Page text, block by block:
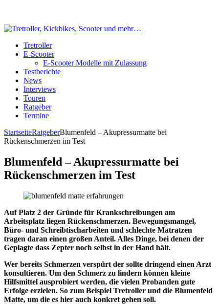
Tretroller
E-Scooter
E-Scooter Modelle mit Zulassung
Testberichte
News
Interviews
Touren
Ratgeber
Termine
StartseiteRatgeberBlumenfeld – Akupressurmatte bei
Rückenschmerzen im Test
Blumenfeld – Akupressurmatte bei
Rückenschmerzen im Test
Auf Platz 2 der Gründe für Krankschreibungen am
Arbeitsplatz liegen Rückenschmerzen. Bewegungsmangel,
Büro- und Schreibtischarbeiten und schlechte Matratzen
tragen daran einen großen Anteil. Alles Dinge, bei denen der
Geplagte dass Zepter noch selbst in der Hand hält.
Wer bereits Schmerzen verspürt der sollte dringend einen Arzt
konsultieren. Um den Schmerz zu lindern können kleine
Hilfsmittel ausprobiert werden, die vielen Probanden gute
Erfolge erzielen. So zum Beispiel Tretroller und die Blumenfeld
Matte, um die es hier auch konkret gehen soll.